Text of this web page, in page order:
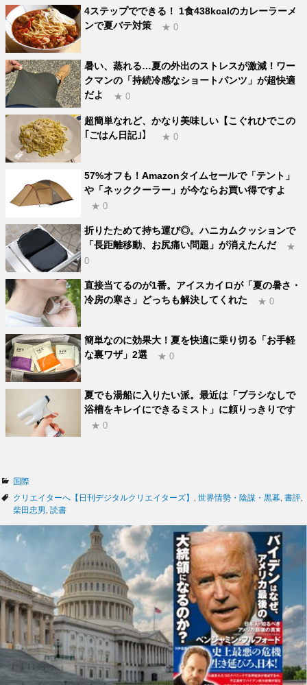
4ステップでできる！ 1食438kcalのカレーラーメ
ンで夏バテ対策
★ 0
暑い、蒸れる…夏の外出のストレスが激減！ワー
クマンの「持続冷感なショートパンツ」が超快適
だよ
★ 0
超簡単なれど、かなり美味しい【こぐれひでこの
｢ごはん日記｣】
★ 0
57%オフも！Amazonタイムセールで「テント」
や「ネッククーラー」が今ならお買い得ですよ
★ 0
折りたためて持ち運び◎。ハニカムクッションで
「長距離移動、お尻痛い問題」が消えたんだ
★
0
直接当てるのが1番。アイスカイロが「夏の暑さ・
冷房の寒さ」どっちも解決してくれた
★ 0
簡単なのに効果大！夏を快適に乗り切る「お手軽
な裏ワザ」2選
★ 0
夏でも湯船に入りたい派。最近は「ブラシなしで
浴槽をキレイにできるミスト」に頼りっきりです
★ 0
カ
テ
ゴ
国際
タ
グ
クリエイターへ【日刊デジタルクリエイターズ】 世界情勢・陰謀・黒幕 書評
柴田忠男 読書